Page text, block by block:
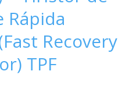
Rápida
Recovery
TPF